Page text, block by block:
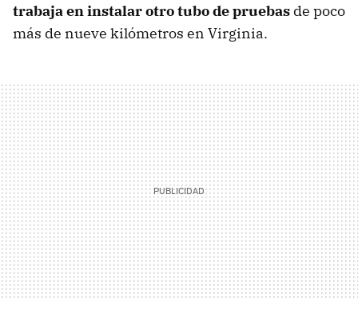
trabaja en instalar otro tubo de pruebas de poco
más de nueve kilómetros en Virginia.